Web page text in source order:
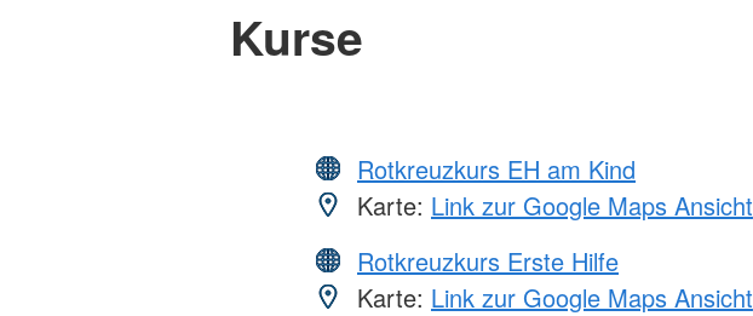
Kurse
Rotkreuzkurs EH am Kind
Karte: Link zur Google Maps Ansicht
Rotkreuzkurs Erste Hilfe
Karte: Link zur Google Maps Ansicht